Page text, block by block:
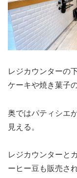
レジカウンターの
ケーキや焼き菓子
奥ではパティシエ
見える。
レジカウンターと
ーヒー豆も販売さ